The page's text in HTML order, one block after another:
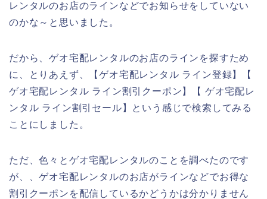
レンタルのお店のラインなどでお知らせをしていない
のかな～と思いました。
だから、ゲオ宅配レンタルのお店のラインを探すため
に、とりあえず、【ゲオ宅配レンタル ライン登録】【
ゲオ宅配レンタル ライン割引クーポン】【 ゲオ宅配レ
ンタル ライン割引セール】という感じで検索してみる
ことにしました。
ただ、色々とゲオ宅配レンタルのことを調べたのです
が、、ゲオ宅配レンタルのお店がラインなどでお得な
割引クーポンを配信しているかどうかは分かりません